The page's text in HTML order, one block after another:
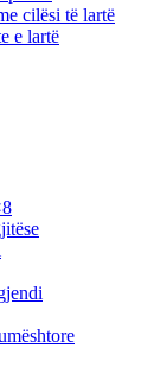
cilësi të lartë
e lartë